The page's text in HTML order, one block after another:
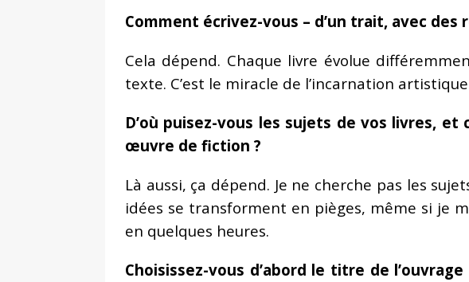
Comment écrivez-vous – d’un trait, avec
Cela dépend. Chaque livre évolue
texte. C’est le miracle de l’incarnation
D’où puisez-vous les sujets de vos livres,
œuvre de fiction ?
Là aussi, ça dépend. Je ne cherche pas les
idées se transforment en pièges, même si je
en quelques heures.
Choisissez-vous d’abord le titre de